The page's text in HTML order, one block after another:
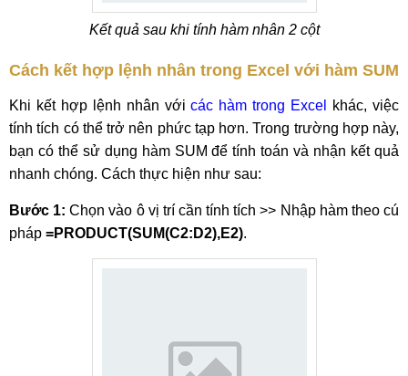
Kết quả sau khi tính hàm nhân 2 cột
Cách kết hợp lệnh nhân trong Excel với hàm SUM
Khi kết hợp lệnh nhân vớicác hàm trong Excel
khác, việc
tính tích có thể trở nên phức tạp hơn. Trong trường hợp này,
bạn có thể sử dụng hàm SUM để tính toán và nhận kết quả
nhanh chóng. Cách thực hiện như sau:
Bước 1: Chọn vào ô vị trí cần tính tích >> Nhập hàm theo cú
pháp =PRODUCT(SUM(C2:D2),E2).